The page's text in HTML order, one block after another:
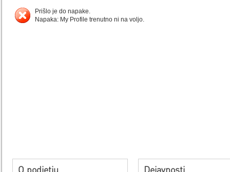
Prišlo je do napake.
Napaka: My Profile trenutno ni na voljo.